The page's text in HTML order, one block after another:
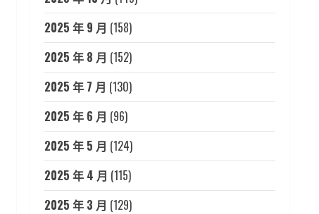
2025 年 9 月 (158)
2025 年 8 月 (152)
2025 年 7 月 (130)
2025 年 6 月 (96)
2025 年 5 月 (124)
2025 年 4 月 (115)
2025 年 3 月 (129)